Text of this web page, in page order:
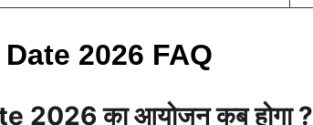
2026 FAQ
2026 का आयोजन कब होगा ?